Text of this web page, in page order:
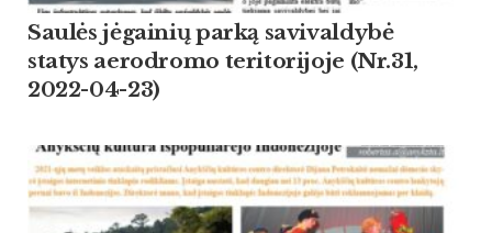
Saulės jėgainių parką savivaldybė
statys aerodromo teritorijoje (Nr.31,
2022-04-23)